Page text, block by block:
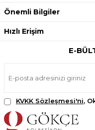
Önemli Bilgiler
Hızlı Erişim
E-
KVKK Sözleşmesi'ni,